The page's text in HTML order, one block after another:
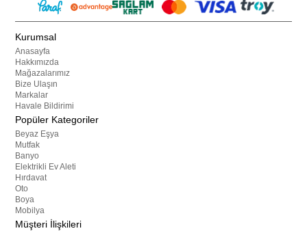
Kurumsal
Anasayfa
Hakkımızda
Mağazalarımız
Bize Ulaşın
Markalar
Havale Bildirimi
Popüler Kategoriler
Beyaz Eşya
Mutfak
Banyo
Elektrikli Ev Aleti
Hırdavat
Oto
Boya
Mobilya
Müşteri İlişkileri